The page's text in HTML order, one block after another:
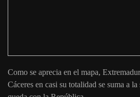
Como se aprecia en el mapa,
Cáceres en casi su totalidad se suma a